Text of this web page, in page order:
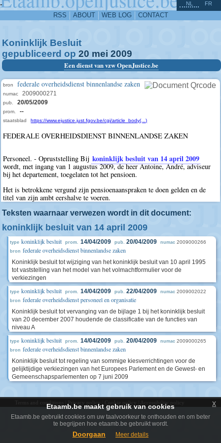
-
RSS ABOUT WEB LOG CONTACT
NL FR
Koninklijk Besluit
gepubliceerd op 20 mei 2009
Een dienst van vzw OpenJustice.be
bron federale overheidsdienst binnenlandse zaken
numac 2009000271
pub. 20/05/2009
prom. --
staatsblad https://www.ejustice.just.fgov.be/cgi/article_body(...)
FEDERALE OVERHEIDSDIENST BINNENLANDSE ZAKEN
Personeel. - Opruststelling Bij koninklijk besluit van 14 april 2009
wordt, met ingang van 1 augustus 2009, de heer Antoine, André, adviseur
bij het departement, toegelaten tot het pensioen.
Het is betrokkene vergund zijn pensioenaanspraken te doen gelden en de
titel van zijn ambt eershalve te voeren.
Teksten waarnaar verwezen wordt in dit document:
koninklijk besluit van 14 april 2009
type koninklijk besluit prom. 14/04/2009 pub. 20/04/2009 numac 2009000266
bron federale overheidsdienst binnenlandse zaken
Koninklijk besluit tot wijziging van het koninklijk besluit van 10 april 1995
tot vaststelling van het model van het volmachtformulier voor de
verkiezingen
type koninklijk besluit prom. 14/04/2009 pub. 22/04/2009 numac 2009002022
bron federale overheidsdienst personeel en organisatie
Koninklijk besluit tot vervanging van de bijlage 1 bij het koninklijk besluit
van 20 december 2007 houdende de classificatie van de functies van
niveau A
type koninklijk besluit prom. 14/04/2009 pub. 20/04/2009 numac 2009000265
bron federale overheidsdienst binnenlandse zaken
Koninklijk besluit tot regeling van sommige kiesverrichtingen voor de
gelijktijdige verkiezingen van het Europees Parlement en de Gewest- en
Gemeenschapsparlementen op 7 juni 2009
^
Etaamb.be maakt gebruik van cookies
Etaamb.be gebruikt cookies om uw taalvoorkeur te onthouden en om beter
te begrijpen hoe etaamb.be gebruikt wordt.
Doorgaan Meer details
x